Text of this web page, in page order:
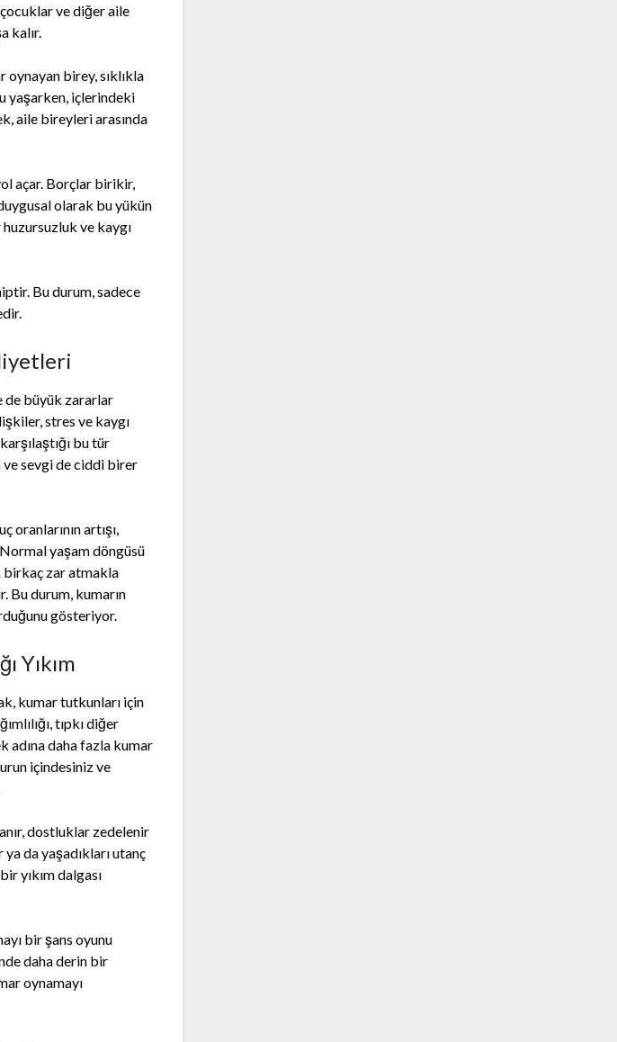
ve diğer aile
kalır.
oynayan birey, sıklıkla
yaşarken, içlerindeki
aile bireyleri arasında
açar. Borçlar birikir,
olarak bu yükün
ve kaygı
Bu durum, sadece
de büyük zararlar
stres ve kaygı
bu tür
ve sevgi de ciddi birer
oranlarının artışı,
yaşam döngüsü
birkaç zar atmakla
Bu durum, kumarın
gösteriyor.
Yıkım
kumar tutkunları için
tıpkı diğer
adına daha fazla kumar
içindesiniz ve
dostluklar zedelenir
da yaşadıkları utanç
yıkım dalgası
bir şans oyunu
daha derin bir
oynamayı